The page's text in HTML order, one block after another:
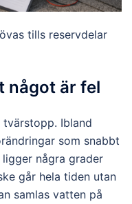
tills reservdelar
något är fel
Ibland
som snabbt
några grader
går hela tiden utan
samlas vatten på